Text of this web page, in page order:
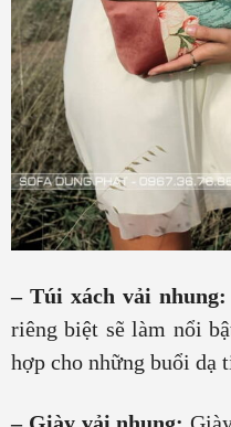
– Túi xách vải nhung:
riêng biệt sẽ làm nổi
hợp cho những buổi dạ